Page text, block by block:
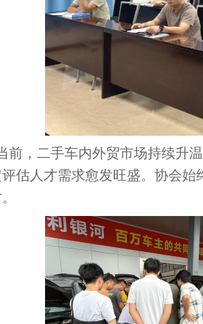
前，二手车内外贸市场持续升
估人才需求愈发旺盛。协会